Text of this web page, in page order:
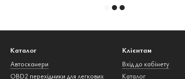
Каталог
Автосканери
OBD2 перехідники для легкових
Клієнтам
Вхід до кабінету
Каталог